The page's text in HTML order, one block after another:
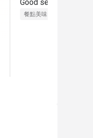
Good service, nice
餐點美味